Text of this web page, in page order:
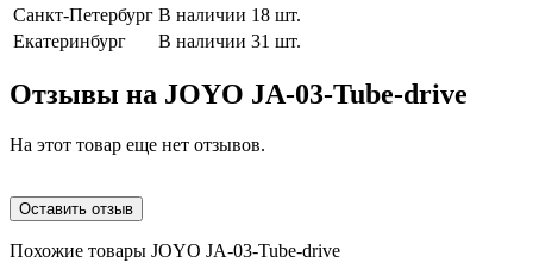
Санкт-Петербург В наличии 18 шт.
Екатеринбург
В наличии 31 шт.
Отзывы на JOYO JA-03-Tube-drive
На этот товар еще нет отзывов.
Оставить отзыв
Похожие товары JOYO JA-03-Tube-drive